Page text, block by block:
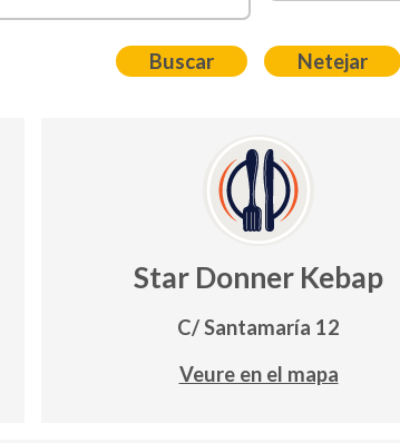
Star Donner Kebap
C/ Santamaría 12
Veure en el mapa